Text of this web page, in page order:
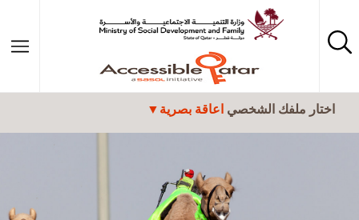
تجاوز إلى المحتوى الرئيسي
اختار ملفك الشخصي اعاقة بصرية